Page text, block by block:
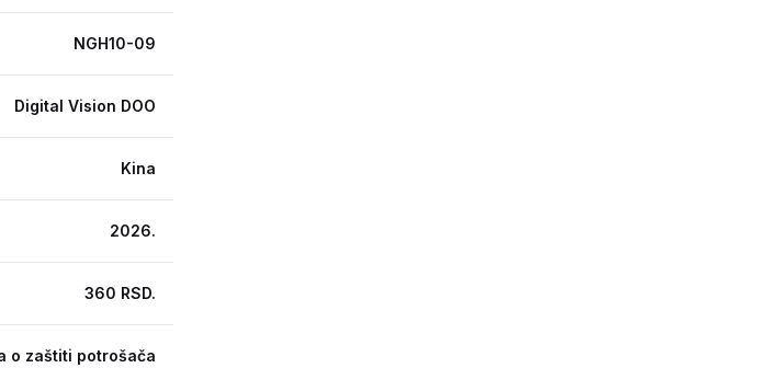
NGH10-09
Digital Vision DOO
Kina
2026.
360 RSD.
o zaštiti potrošača